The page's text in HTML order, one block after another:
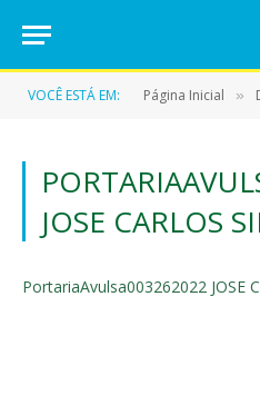
VOCÊ ESTÁ EM: Página Inicial »
JOSE CARLOS
PortariaAvulsa003262022 JOSE